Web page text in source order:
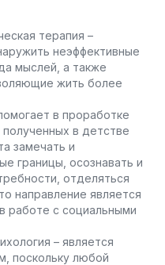
терапия –
неэффективные
мыслей, а также
жить более
в проработке
в детстве
замечать и
границы, осознавать и
отделяться
направление является
работе с социальными
– является
поскольку любой